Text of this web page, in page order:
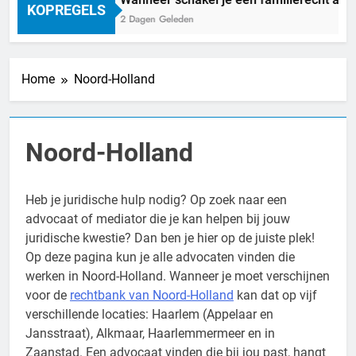
KOPREGELS
2 Dagen Geleden
Home Noord-Holland
Noord-Holland
Heb je juridische hulp nodig? Op zoek naar een
advocaat of mediator die je kan helpen bij jouw
juridische kwestie? Dan ben je hier op de juiste plek!
Op deze pagina kun je alle advocaten vinden die
werken in Noord-Holland. Wanneer je moet verschijnen
voor de rechtbank van Noord-Holland kan dat op vijf
verschillende locaties: Haarlem (Appelaar en
Jansstraat), Alkmaar, Haarlemmermeer en in
Zaanstad. Een advocaat vinden die bij jou past, hangt